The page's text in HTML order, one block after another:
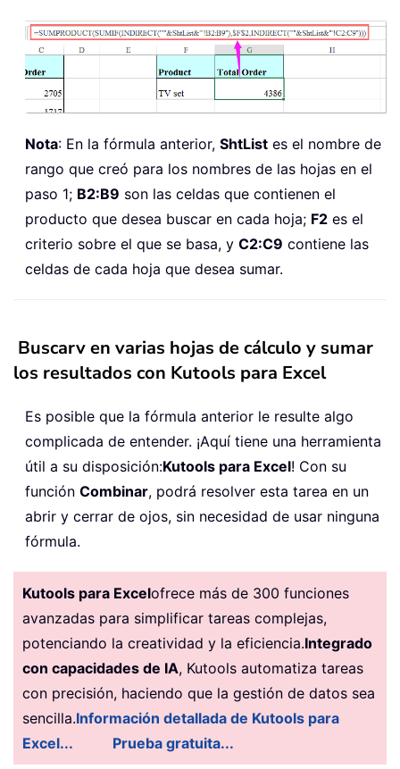
Nota: En la fórmula anterior, ShtList es el nombre de
rango que creó para los nombres de las hojas en el
paso 1; B2:B9 son las celdas que contienen el
producto que desea buscar en cada hoja; F2 es el
criterio sobre el que se basa, y C2:C9 contiene las
celdas de cada hoja que desea sumar.
Buscarv en varias hojas de cálculo y sumar
los resultados con Kutools para Excel
Es posible que la fórmula anterior le resulte algo
complicada de entender. ¡Aquí tiene una herramienta
útil a su disposición:Kutools para Excel! Con su
función Combinar, podrá resolver esta tarea en un
abrir y cerrar de ojos, sin necesidad de usar ninguna
fórmula.
Kutools para Excelofrece más de 300 funciones
avanzadas para simplificar tareas complejas,
potenciando la creatividad y la eficiencia.Integrado
con capacidades de IA, Kutools automatiza tareas
con precisión, haciendo que la gestión de datos sea
sencilla.Información detallada de Kutools para
Excel...
Prueba gratuita...